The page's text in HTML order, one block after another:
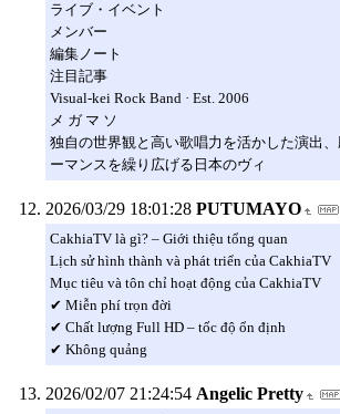
ライブ・イベント
メンバー
編集ノート
注目記事
Visual-kei Rock Band · Est. 2006
メ ガ マ ソ
独自の世界観と高い歌唱力を活かした演出
ーマンスを繰り広げる日本のヴィ
2026/03/29 18:01:28 PUTUMAYO
CakhiaTV là gì? – Giới thiệu tổng quan
Lịch sử hình thành và phát triển của CakhiaTV
Mục tiêu và tôn chỉ hoạt động của CakhiaTV
✔ Miễn phí trọn đời
✔ Chất lượng Full HD – tốc độ ổn định
✔ Không quảng
2026/02/07 21:24:54 Angelic Pretty